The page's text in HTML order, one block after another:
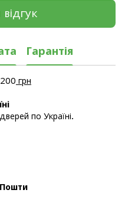
Гарантія
200 грн
по Україні.